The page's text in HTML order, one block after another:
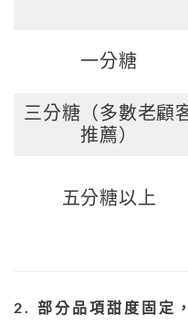
一分糖
三分糖（多數老顧
推薦）
五分糖以上
2. 部分品項甜度固定